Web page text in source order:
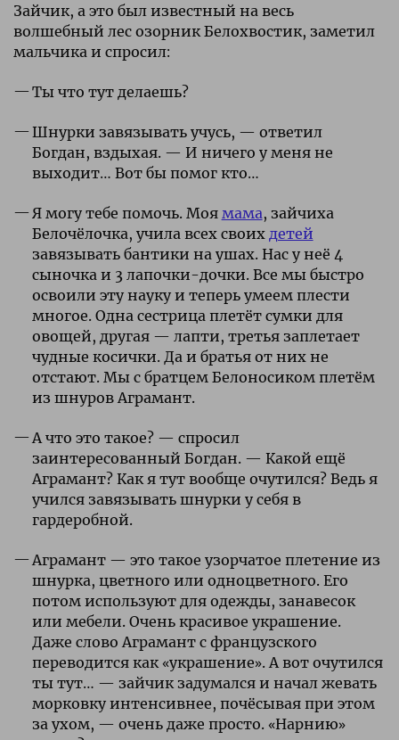
Зайчик, а это был известный на весь
волшебный лес озорник Белохвостик, заметил
мальчика и спросил:
Ты что тут делаешь?
Шнурки завязывать учусь, — ответил
Богдан, вздыхая. — И ничего у меня не
выходит… Вот бы помог кто…
Я могу тебе помочь. Моя мама, зайчиха
Белочёлочка, учила всех своих детей
завязывать бантики на ушах. Нас у неё 4
сыночка и 3 лапочки-дочки. Все мы быстро
освоили эту науку и теперь умеем плести
многое. Одна сестрица плетёт сумки для
овощей, другая — лапти, третья заплетает
чудные косички. Да и братья от них не
отстают. Мы с братцем Белоносиком плетём
из шнуров Аграмант.
А что это такое? — спросил
заинтересованный Богдан. — Какой ещё
Аграмант? Как я тут вообще очутился? Ведь я
учился завязывать шнурки у себя в
гардеробной.
Аграмант — это такое узорчатое плетение из
шнурка, цветного или одноцветного. Его
потом используют для одежды, занавесок
или мебели. Очень красивое украшение.
Даже слово Аграмант с французского
переводится как «украшение». А вот очутился
ты тут… — зайчик задумался и начал жевать
морковку интенсивнее, почёсывая при этом
за ухом, — очень даже просто. «Нарнию»